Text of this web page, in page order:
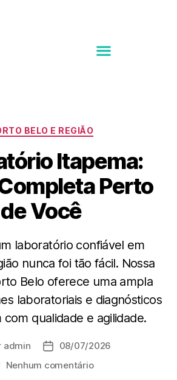
BELO E REGIÃO
Itapema:
Perto
de Você
laboratório confiável em
nunca foi tão fácil. Nossa
Belo oferece uma ampla
laboratoriais e diagnósticos
qualidade e agilidade.
admin
08/07/2026
Nenhum comentário